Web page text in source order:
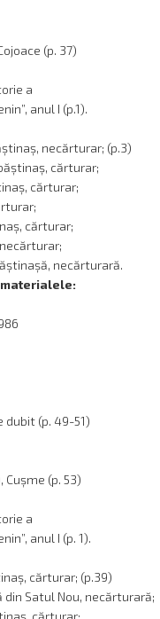
(p. 37)
a
anul I (p.1).
necărturar; (p.3)
cărturar;
cărturar;
cărturar;
necărturară.
dubit (p. 49-51)
Cușme (p. 53)
a
anul I (p. 1).
cărturar; (p.39)
din Satul Nou, necărturară;
cărturar;